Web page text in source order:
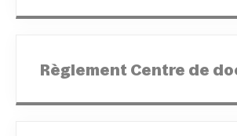
Règlement Centre de